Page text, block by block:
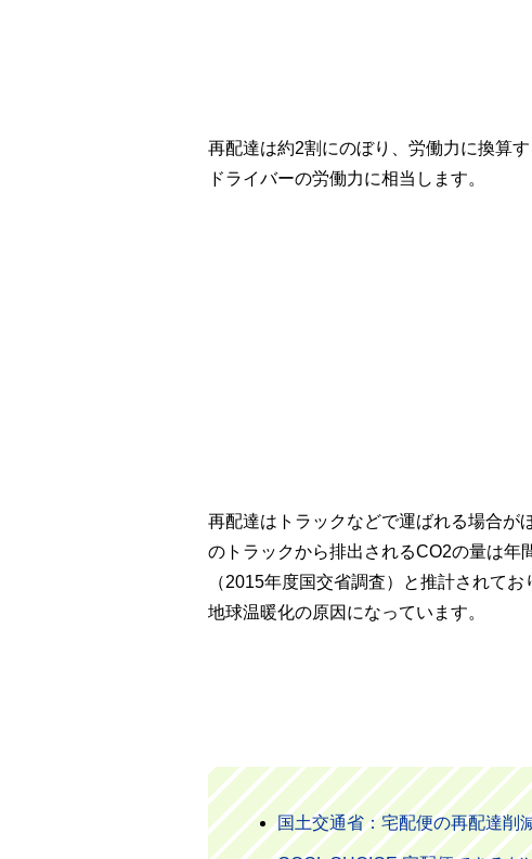
再配達は約2割にのぼり、労働力に換算
ドライバーの労働力に相当します。
再配達はトラックなどで運ばれる場合
のトラックから排出されるCO2の量は年
（2015年度国交省調査）と推計されて
地球温暖化の原因になっています。
国土交通省：宅配便の再配達削